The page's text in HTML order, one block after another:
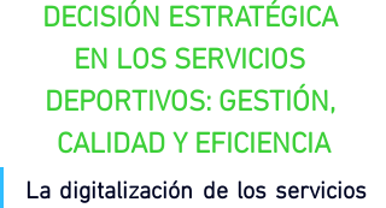
DECISIÓN ESTRATÉGICA
EN LOS SERVICIOS
DEPORTIVOS: GESTIÓN,
CALIDAD Y EFICIENCIA
La digitalización de los servicios